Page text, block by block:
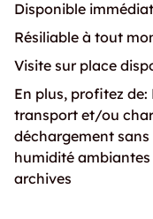
Disponible
Résiliable à tout
Visite sur place
En plus, profitez
transport et/ou
déchargement
humidité
archives